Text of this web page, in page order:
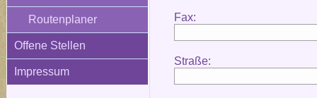
Routenplaner
Offene Stellen
Impressum
Fax:
Straße: